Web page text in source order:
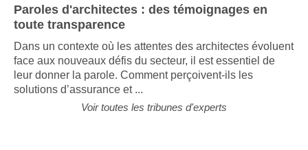
Paroles d'architectes : des témoignages en
toute transparence
Dans un contexte où les attentes des architectes évoluent
face aux nouveaux défis du secteur, il est essentiel de
leur donner la parole. Comment perçoivent-ils les